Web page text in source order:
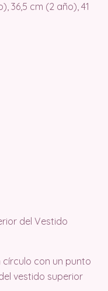
36,5 cm (2 año), 41
del Vestido
círculo con un punto
vestido superior